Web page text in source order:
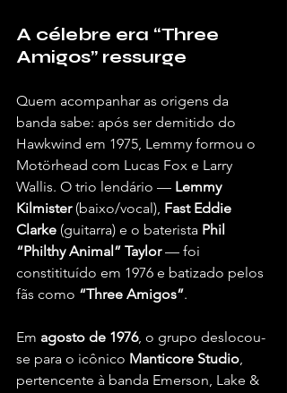
A célebre era “Three
Amigos” ressurge
Quem acompanhar as origens da
banda sabe: após ser demitido do
Hawkwind em 1975, Lemmy formou o
Motörhead com Lucas Fox e Larry
Wallis. O trio lendário — Lemmy
Kilmister (baixo/vocal), Fast Eddie
Clarke (guitarra) e o baterista Phil
“Philthy Animal” Taylor — foi
constitituído em 1976 e batizado pelos
fãs como “Three Amigos”.
Em agosto de 1976, o grupo deslocou-
se para o icônico Manticore Studio,
pertencente à banda Emerson, Lake &